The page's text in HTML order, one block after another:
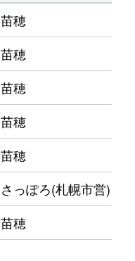
苗穂
苗穂
苗穂
苗穂
苗穂
さっぽろ(札幌市営)
苗穂